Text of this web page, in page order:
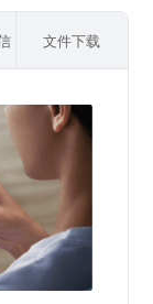
文件下载